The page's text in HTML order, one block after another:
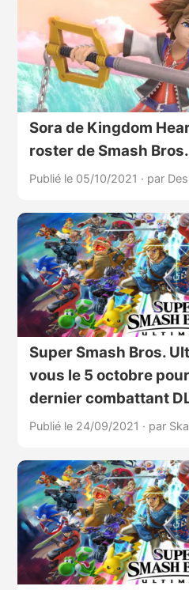
Sora de Kingdom
roster de Smash
Publié le 05/10/2021 · par
Super Smash Bros.
vous le 5 octobre
dernier combattant
Publié le 24/09/2021 · par